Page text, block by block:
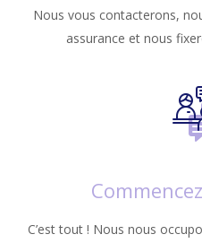
Nous vous contacterons,
assurance et nous
C’est tout ! Nous nous